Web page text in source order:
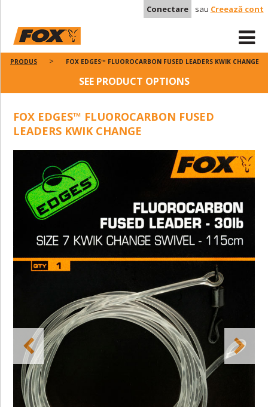
Conectare sau Creează cont
PRODUS FOX EDGES™ FLUOROCARBON FUSED LEADERS KWIK CHANGE
SEE PRODUCT OPTIONS
FOX EDGES™ FLUOROCARBON FUSED
LEADERS KWIK CHANGE